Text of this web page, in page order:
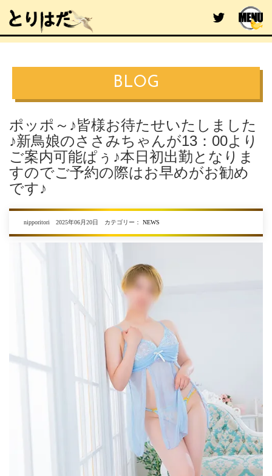
BLOG
ポッポ～♪皆様お待たせいたしました
♪新鳥娘のささみちゃんが13：00より
ご案内可能ぱぅ♪本日初出勤となりま
すのでご予約の際はお早めがお勧め
です♪
nipporitori 2025年06月20日 カテゴリー： NEWS